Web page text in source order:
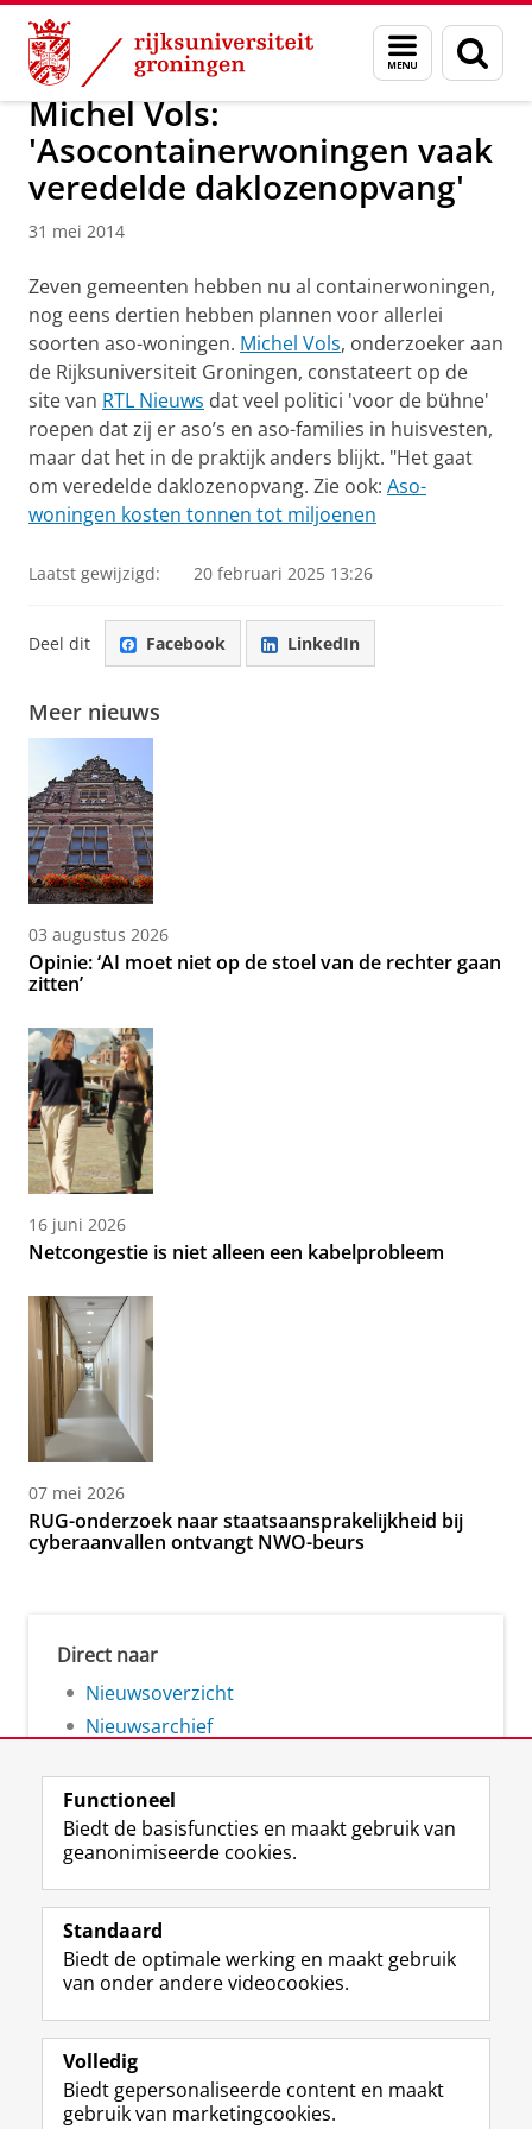
Skip
Content
Skip
Navigation
Menu
en
zoeken
Over ons Actueel Nieuws Nieuwsberichten
Michel Vols:
'Asocontainerwoningen vaak
veredelde daklozenopvang'
31 mei 2014
Zeven gemeenten hebben nu al containerwoningen,
nog eens dertien hebben plannen voor allerlei
soorten aso-woningen. Michel Vols​, onderzoeker aan
de Rijksuniversiteit Groningen, constateert op de
site van RTL Nieuws dat veel politici 'voor de bühne'
roepen dat zij er aso’s en aso-families in huisvesten,
maar dat het in de praktijk anders blijkt. "Het gaat
om veredelde daklozenopvang. Zie ook: Aso-
woningen kosten tonnen tot miljoenen
Laatst gewijzigd: 20 februari 2025 13:26
Deel dit Facebook LinkedIn
Meer nieuws
03 augustus 2026
Opinie: ‘AI moet niet op de stoel van de rechter gaan
zitten’
16 juni 2026
Netcongestie is niet alleen een kabelprobleem
07 mei 2026
RUG-onderzoek naar staatsaansprakelijkheid bij
cyberaanvallen ontvangt NWO-beurs
Direct naar
Nieuwsoverzicht
Nieuwsarchief
Volg de RUG
F
a
e
b
o
p
a
L
i
k
e
I
-
p
R
S
-
f
e
R
I
n
t
r
m
Y
o
T
e
k
Studiekiezers
Alumni
Over ons
Functioneel
Biedt de basisfuncties en maakt gebruik van
geanonimiseerde cookies.
Standaard
Biedt de optimale werking en maakt gebruik
van onder andere videocookies.
Volledig
Biedt gepersonaliseerde content en maakt
gebruik van marketingcookies.